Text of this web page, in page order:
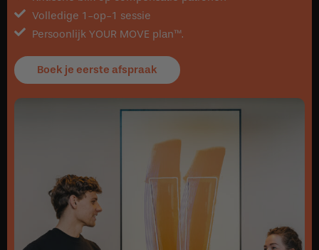
Volledige 1-op-1 sessie
Persoonlijk YOUR MOVE plan™.
Boek je eerste afspraak